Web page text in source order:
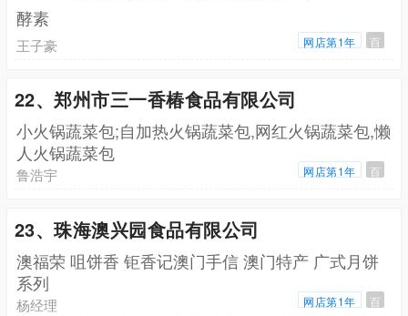
酵素
王子豪 网店第1年 百
22、郑州市三一香椿食品有限公司
小火锅蔬菜包;自加热火锅蔬菜包,网红火锅蔬菜包,懒
人火锅蔬菜包
鲁浩宇 网店第1年 百
23、珠海澳兴园食品有限公司
澳福荣 咀饼香 钜香记澳门手信 澳门特产 广式月饼
系列
杨经理 网店第1年 百